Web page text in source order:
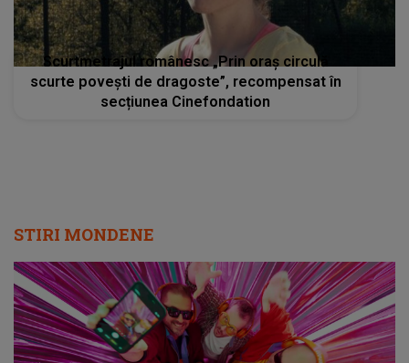
STIRI MONDENE
Radio Impuls cucerește tot mai mulți
ascultători: creșteri semnificative în audiență